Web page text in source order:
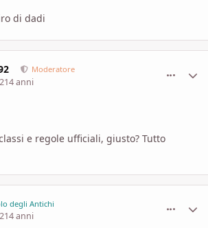
di dadi
Moderatore
4 anni
e regole ufficiali, giusto? Tutto
degli Antichi
4 anni